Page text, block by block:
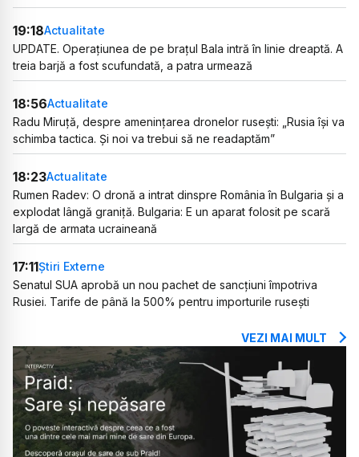
19:18Actualitate
UPDATE. Operațiunea de pe brațul Bala intră în linie dreaptă. A
treia barjă a fost scufundată, a patra urmează
18:56Actualitate
Radu Miruță, despre amenințarea dronelor rusești: „Rusia își va
schimba tactica. Și noi va trebui să ne readaptăm”
18:23Actualitate
Rumen Radev: O dronă a intrat dinspre România în Bulgaria și a
explodat lângă graniță. Bulgaria: E un aparat folosit pe scară
largă de armata ucraineană
17:11Știri Externe
Senatul SUA aprobă un nou pachet de sancțiuni împotriva
Rusiei. Tarife de până la 500% pentru importurile rusești
VEZI MAI MULT